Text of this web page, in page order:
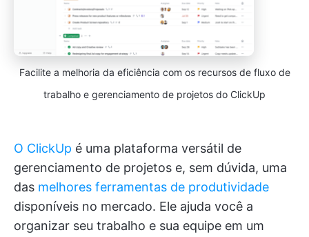
Facilite a melhoria da eficiência com os recursos de fluxo de
trabalho e gerenciamento de projetos do ClickUp
O ClickUp é uma plataforma versátil de
gerenciamento de projetos e, sem dúvida, uma
das melhores ferramentas de produtividade
disponíveis no mercado. Ele ajuda você a
organizar seu trabalho e sua equipe em um